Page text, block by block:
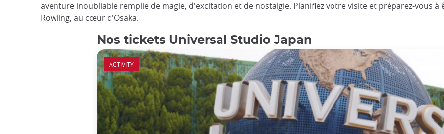
aventure inoubliable remplie de magie, d'excitation et de nostalgie. Planifiez votre visite et préparez-vous
Rowling, au cœur d'Osaka.
Nos tickets Universal Studio Japan
ACTIVITY